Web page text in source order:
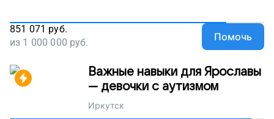
851 071 руб.
из 1 000 000 руб. Помочь
Важные навыки для Ярославы
— девочки с аутизмом
Иркутск